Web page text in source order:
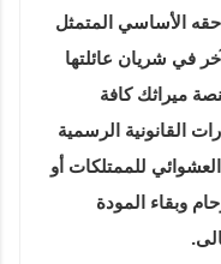
الأساسي المتمثل
في شريان عائلتها
ميراثك كافة
القانونية الرسمية
للممتلكات أو
وبقاء المودة